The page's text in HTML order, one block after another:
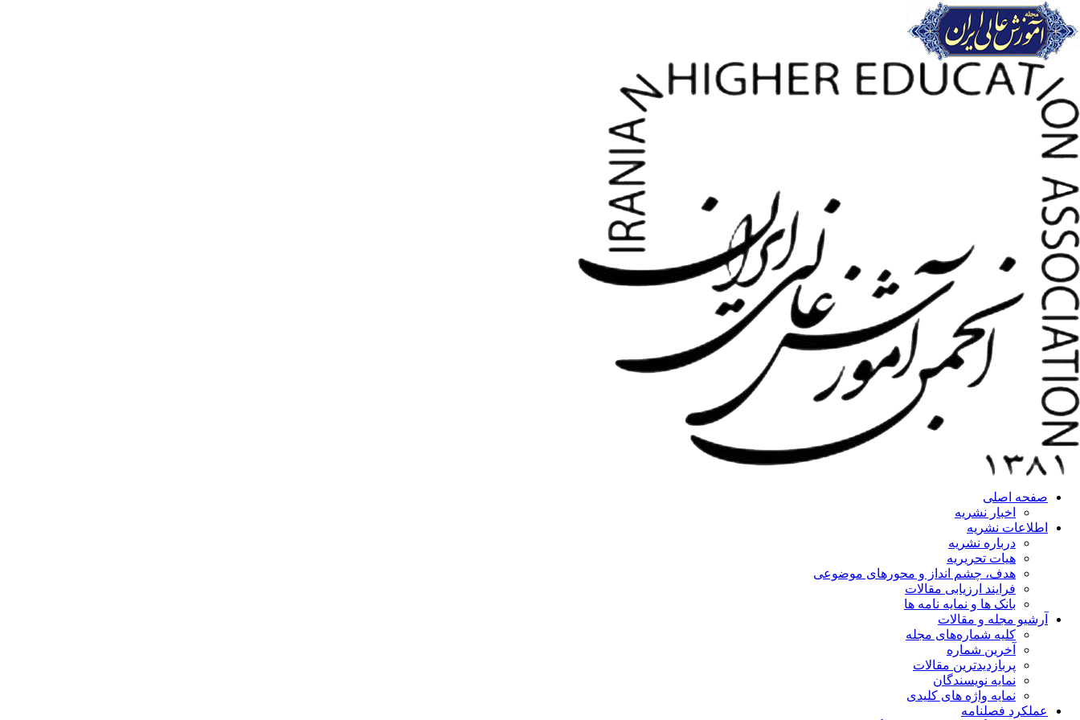
صفحه اصلی
اخبار نشریه
اطلاعات نشریه
درباره نشریه
هیات تحریریه
هدف، چشم انداز و محورهای موضوعی
فرایند ارزیابی مقالات
بانک ها و نمایه نامه ها
آرشیو مجله و مقالات
کلیه شماره‌های مجله
آخرین شماره
پربازدیدترین مقالات
نمایه نویسندگان
نمایه واژه های کلیدی
عملکرد فصلنامه